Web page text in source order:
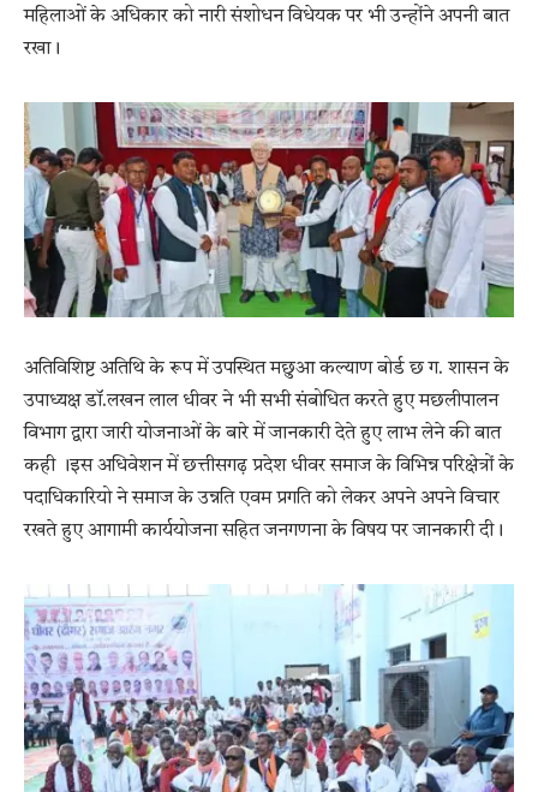
महिलाओं के अधिकार को नारी संशोधन विधेयक पर भी उन्होंने अपनी बात
रखा।
अतिविशिष्ट अतिथि के रूप में उपस्थित मछुआ कल्याण बोर्ड छ ग. शासन के
उपाध्यक्ष डॉ.लखन लाल धीवर ने भी सभी संबोधित करते हुए मछलीपालन
विभाग द्वारा जारी योजनाओं के बारे में जानकारी देते हुए लाभ लेने की बात
कही ।इस अधिवेशन में छत्तीसगढ़ प्रदेश धीवर समाज के विभिन्न परिक्षेत्रों के
पदाधिकारियो ने समाज के उन्नति एवम प्रगति को लेकर अपने अपने विचार
रखते हुए आगामी कार्ययोजना सहित जनगणना के विषय पर जानकारी दी।